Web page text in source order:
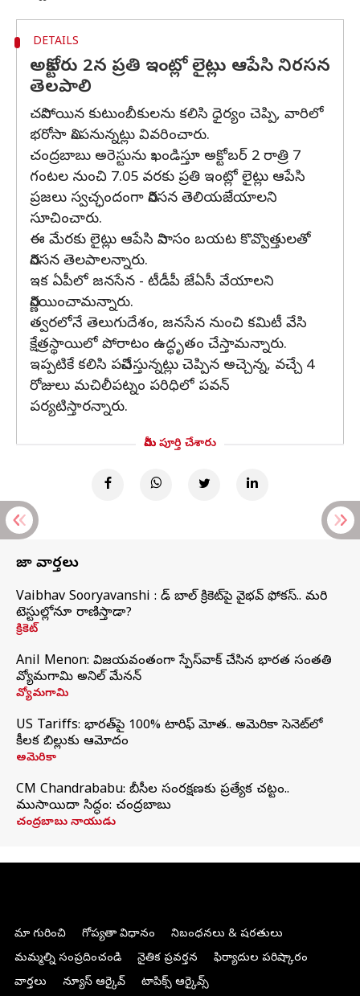
DETAILS
అక్టోబరు 2న ప్రతి ఇంట్లో లైట్లు ఆపేసి నిరసన
తెలపాలి
చనిపోయిన కుటుంబీకులను కలిసి ధైర్యం చెప్పి, వారిలో
భరోసా నింపనున్నట్లు వివరించారు.
చంద్రబాబు అరెస్టును ఖండిస్తూ అక్టోబర్‌ 2 రాత్రి 7
గంటల నుంచి 7.05 వరకు ప్రతి ఇంట్లో లైట్లు ఆపేసి
ప్రజలు స్వచ్ఛందంగా నిరసన తెలియజేయాలని
సూచించారు.
ఈ మేరకు లైట్లు ఆపేసి నివాసం బయట కొవ్వొత్తులతో
నిరసన తెలపాలన్నారు.
ఇక ఏపీలో జనసేన - టీడీపీ జేఏసీ వేయాలని
నిర్ణయించామన్నారు.
త్వరలోనే తెలుగుదేశం, జనసేన నుంచి కమిటీ వేసి
క్షేత్రస్థాయిలో పోరాటం ఉద్ధృతం చేస్తామన్నారు.
ఇప్పటికే కలిసి పనిచేస్తున్నట్లు చెప్పిన అచ్చెన్న, వచ్చే 4
రోజులు మచిలీపట్నం పరిధిలో పవన్‌
పర్యటిస్తారన్నారు.
మీరు పూర్తి చేశారు
తాజా వార్తలు
Vaibhav Sooryavanshi : రెడ్ బాల్ క్రికెట్‌పై వైభవ్ ఫోకస్.. మరి
టెస్టుల్లోనూ రాణిస్తాడా?
క్రికెట్
Anil Menon: విజయవంతంగా స్పేస్‌వాక్‌ చేసిన భారత సంతతి
వ్యోమగామి అనిల్‌ మేనన్
వ్యోమగామి
US Tariffs: భారత్‌పై 100% టారిఫ్‌ మోత.. అమెరికా సెనెట్‌లో
కీలక బిల్లుకు ఆమోదం
అమెరికా
CM Chandrababu: బీసీల సంరక్షణకు ప్రత్యేక చట్టం..
ముసాయిదా సిద్ధం: చంద్రబాబు
చంద్రబాబు నాయుడు
మా గురించి గోప్యతా విధానం
నిబంధనలు & షరతులు
మమ్మల్ని సంప్రదించండి
నైతిక ప్రవర్తన
ఫిర్యాదుల పరిష్కారం
వార్తలు
న్యూస్ ఆర్కైవ్ టాపిక్స్ ఆర్కైవ్స్